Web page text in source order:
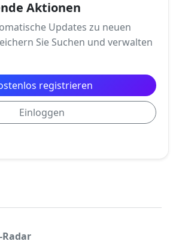
Aktionen
Updates zu neuen
Sie Suchen und verwalten
registrieren
Einloggen